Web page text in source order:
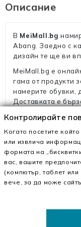
Описание
В MeiMall.bg
Abang. Заедно с
дизайн те ще ви
MeiMall.bg е
гама от продукти
намерите обувки,
Доставката е
Внимание!
От съображения
връщат!
Контролирайте
Когато посетите
или извлича
формата на
вас, вашите
(компютър, таблет
вече, за да може